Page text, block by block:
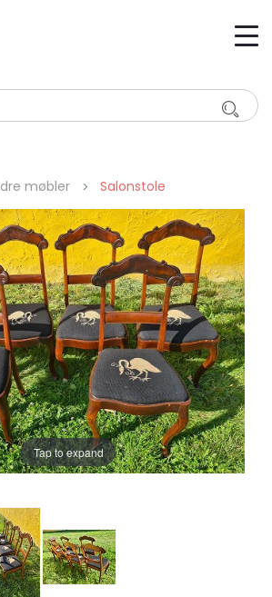
møbler Salonstole
Tap to expand